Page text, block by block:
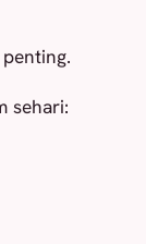
sehari: